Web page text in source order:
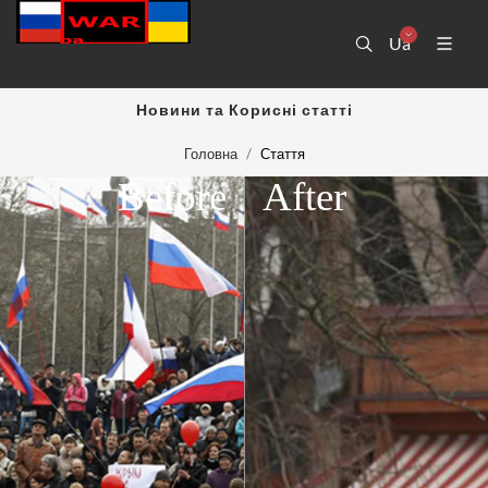
Ua
Новини та Корисні статті
Головна Стаття
After
Before